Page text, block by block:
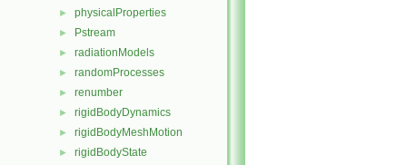
► physicalProperties
► Pstream
► radiationModels
► randomProcesses
► renumber
► rigidBodyDynamics
► rigidBodyMeshMotion
► rigidBodyState